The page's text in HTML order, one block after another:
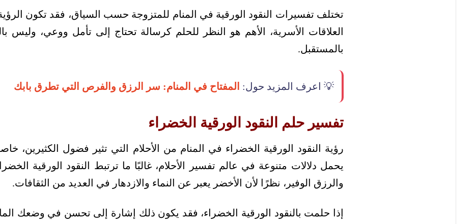
تختلف تفسيرات النقود الورقية في المنام للمتزوجة حسب السياق، فقد تكون
العلاقات الأسرية، الأهم هو النظر للحلم كرسالة تحتاج إلى تأمل ووعي، وليس
بالمستقبل.
💡 اعرف المزيد حول: المفتاح في المنام: سر الرزق والفرص التي تطرق بابك
تفسير حلم النقود الورقية الخضراء
رؤية النقود الورقية الخضراء في المنام من الأحلام التي تثير فضول الكثيرين،
يحمل دلالات متنوعة في عالم تفسير الأحلام، غالبًا ما ترتبط النقود الورقية
والرزق الوفير، نظرًا لأن الأخضر يعبر عن النماء والازدهار في العديد من الثقافات.
إذا حلمت بالنقود الورقية الخضراء، فقد يكون ذلك إشارة إلى تحسن في وضعك